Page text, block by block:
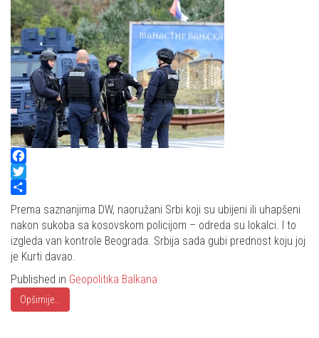
Facebook
Twitter
Share
Prema saznanjima DW, naoružani Srbi koji su ubijeni ili uhapšeni
nakon sukoba sa kosovskom policijom – odreda su lokalci. I to
izgleda van kontrole Beograda. Srbija sada gubi prednost koju joj
je Kurti davao.
Published in Geopolitika Balkana
Opširnije...